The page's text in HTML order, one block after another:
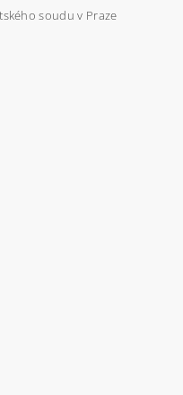
soudu v Praze